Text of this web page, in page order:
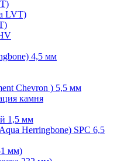
LVT)
4,5 мм
Chevron ) 5,5 мм
камня
1,5 мм
Herringbone) SPC 6,5
мм)